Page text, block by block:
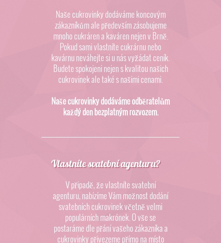
Naše cukrovinky dodáváme koncovým
zákazníkům ale především zásobujeme
mnoho cukráren a kaváren nejen v Brně.
Pokud sami vlastníte cukrárnu nebo
kavárnu neváhejte si u nás vyžádat ceník.
Budete spokojeni nejen s kvalitou našich
cukrovinek ale také s našimi cenami.
Naše cukrovinky dodáváme odběratelům
každý den bezplatným rozvozem.
Vlastníte svatební agenturu?
V připadě, že vlastníte svatební
agenturu, nabízíme Vám možnost dodání
svatebních cukrovinek včetně velmi
populárních makrónek. O vše se
postaráme dle přání vašeho zákazníka a
cukrovinky přivezeme přímo na místo